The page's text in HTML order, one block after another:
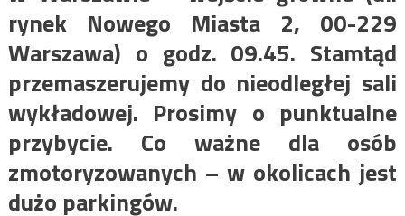
rynek Nowego Miasta 2, 00-229
Warszawa) o godz. 09.45. Stamtąd
przemaszerujemy do nieodległej sali
wykładowej. Prosimy o punktualne
przybycie. Co ważne dla osób
zmotoryzowanych – w okolicach jest
dużo parkingów.